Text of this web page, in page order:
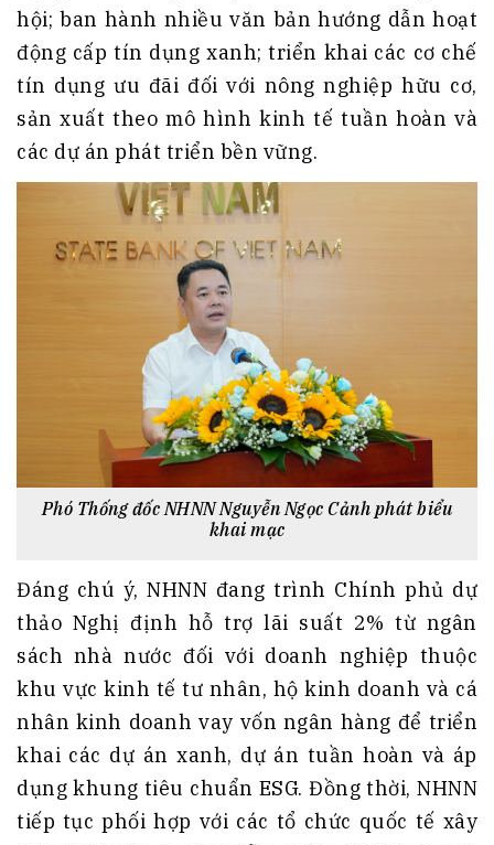
hội; ban hành nhiều văn bản hướng dẫn hoạt
động cấp tín dụng xanh; triển khai các cơ chế
tín dụng ưu đãi đối với nông nghiệp hữu cơ,
sản xuất theo mô hình kinh tế tuần hoàn và
các dự án phát triển bền vững.
Phó Thống đốc NHNN Nguyễn Ngọc Cảnh phát biểu
khai mạc
Đáng chú ý, NHNN đang trình Chính phủ dự
thảo Nghị định hỗ trợ lãi suất 2% từ ngân
sách nhà nước đối với doanh nghiệp thuộc
khu vực kinh tế tư nhân, hộ kinh doanh và cá
nhân kinh doanh vay vốn ngân hàng để triển
khai các dự án xanh, dự án tuần hoàn và áp
dụng khung tiêu chuẩn ESG. Đồng thời, NHNN
tiếp tục phối hợp với các tổ chức quốc tế xây